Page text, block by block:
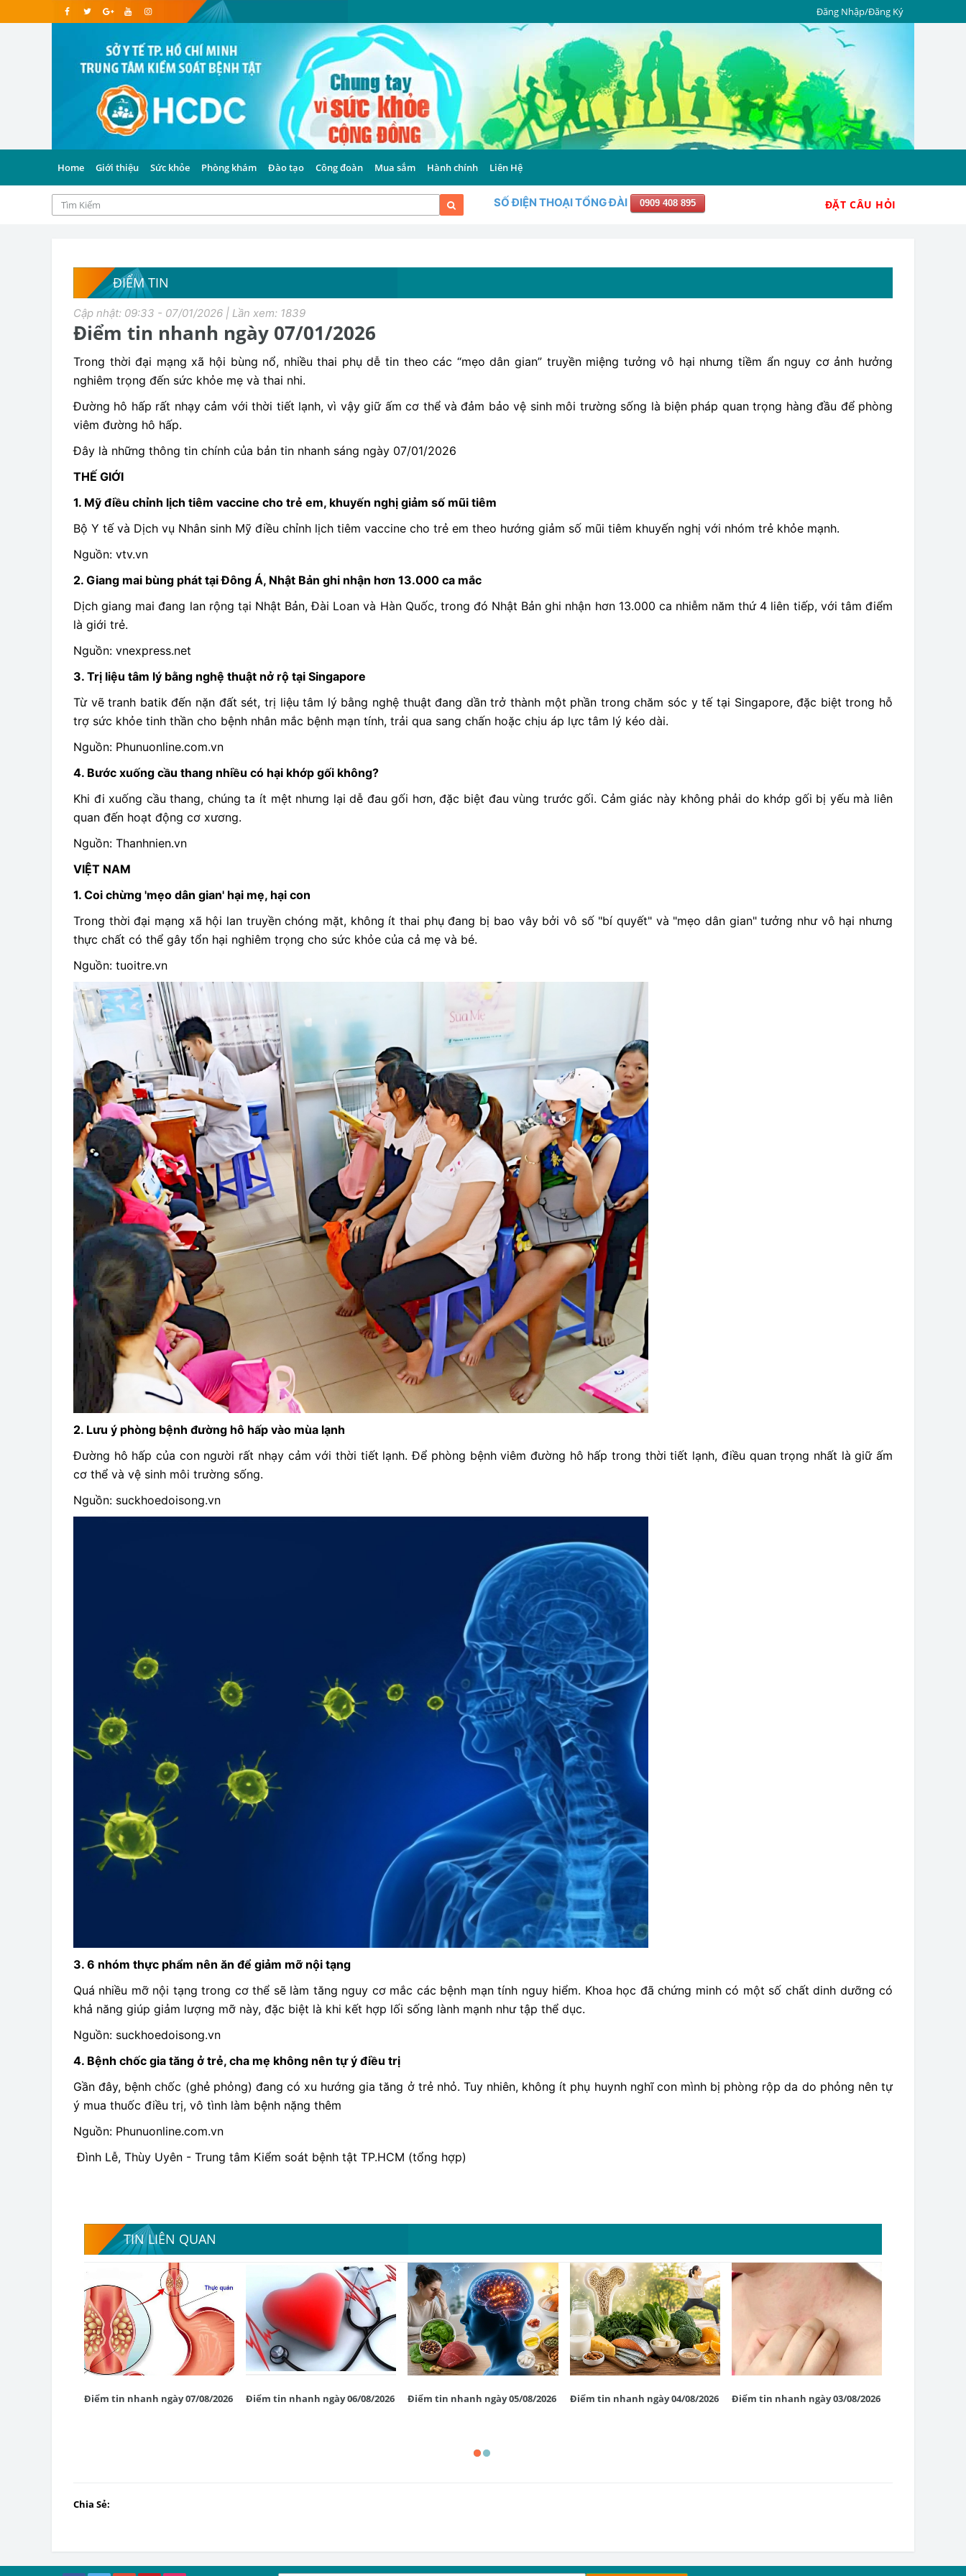
Đăng Nhập/Đăng Ký
Home Giới thiệu Sức khỏe Phòng khám Đào tạo Công đoàn Mua sắm Hành chính Liên Hệ
SỐ ĐIỆN THOẠI TỔNG ĐÀI 0909 408 895 ĐẶT CÂU HỎI
ĐIỂM TIN
Cập nhật: 09:33 - 07/01/2026 | Lần xem: 1839
Điểm tin nhanh ngày 07/01/2026
Trong thời đại mạng xã hội bùng nổ, nhiều thai phụ dễ tin theo các “mẹo dân gian” truyền miệng tưởng vô hại nhưng tiềm ẩn nguy cơ ảnh hưởng
nghiêm trọng đến sức khỏe mẹ và thai nhi.
Đường hô hấp rất nhạy cảm với thời tiết lạnh, vì vậy giữ ấm cơ thể và đảm bảo vệ sinh môi trường sống là biện pháp quan trọng hàng đầu để phòng
viêm đường hô hấp.
Đây là những thông tin chính của bản tin nhanh sáng ngày 07/01/2026
THẾ GIỚI
1. Mỹ điều chỉnh lịch tiêm vaccine cho trẻ em, khuyến nghị giảm số mũi tiêm
Bộ Y tế và Dịch vụ Nhân sinh Mỹ điều chỉnh lịch tiêm vaccine cho trẻ em theo hướng giảm số mũi tiêm khuyến nghị với nhóm trẻ khỏe mạnh.
Nguồn: vtv.vn
2. Giang mai bùng phát tại Đông Á, Nhật Bản ghi nhận hơn 13.000 ca mắc
Dịch giang mai đang lan rộng tại Nhật Bản, Đài Loan và Hàn Quốc, trong đó Nhật Bản ghi nhận hơn 13.000 ca nhiễm năm thứ 4 liên tiếp, với tâm điểm
là giới trẻ.
Nguồn: vnexpress.net
3. Trị liệu tâm lý bằng nghệ thuật nở rộ tại Singapore
Từ vẽ tranh batik đến nặn đất sét, trị liệu tâm lý bằng nghệ thuật đang dần trở thành một phần trong chăm sóc y tế tại Singapore, đặc biệt trong hỗ
trợ sức khỏe tinh thần cho bệnh nhân mắc bệnh mạn tính, trải qua sang chấn hoặc chịu áp lực tâm lý kéo dài.
Nguồn: Phunuonline.com.vn
4. Bước xuống cầu thang nhiều có hại khớp gối không?
Khi đi xuống cầu thang, chúng ta ít mệt nhưng lại dễ đau gối hơn, đặc biệt đau vùng trước gối. Cảm giác này không phải do khớp gối bị yếu mà liên
quan đến hoạt động cơ xương.
Nguồn: Thanhnien.vn
VIỆT NAM
1. Coi chừng 'mẹo dân gian' hại mẹ, hại con
Trong thời đại mạng xã hội lan truyền chóng mặt, không ít thai phụ đang bị bao vây bởi vô số "bí quyết" và "mẹo dân gian" tưởng như vô hại nhưng
thực chất có thể gây tổn hại nghiêm trọng cho sức khỏe của cả mẹ và bé.
Nguồn: tuoitre.vn
2. Lưu ý phòng bệnh đường hô hấp vào mùa lạnh
Đường hô hấp của con người rất nhạy cảm với thời tiết lạnh. Để phòng bệnh viêm đường hô hấp trong thời tiết lạnh, điều quan trọng nhất là giữ ấm
cơ thể và vệ sinh môi trường sống.
Nguồn: suckhoedoisong.vn
3. 6 nhóm thực phẩm nên ăn để giảm mỡ nội tạng
Quá nhiều mỡ nội tạng trong cơ thể sẽ làm tăng nguy cơ mắc các bệnh mạn tính nguy hiểm. Khoa học đã chứng minh có một số chất dinh dưỡng có
khả năng giúp giảm lượng mỡ này, đặc biệt là khi kết hợp lối sống lành mạnh như tập thể dục.
Nguồn: suckhoedoisong.vn
4. Bệnh chốc gia tăng ở trẻ, cha mẹ không nên tự ý điều trị
Gần đây, bệnh chốc (ghẻ phỏng) đang có xu hướng gia tăng ở trẻ nhỏ. Tuy nhiên, không ít phụ huynh nghĩ con mình bị phòng rộp da do phỏng nên tự
ý mua thuốc điều trị, vô tình làm bệnh nặng thêm
Nguồn: Phunuonline.com.vn
Đình Lễ, Thùy Uyên - Trung tâm Kiểm soát bệnh tật TP.HCM (tổng hợp)
TIN LIÊN QUAN
Điểm tin nhanh ngày 07/08/2026 Điểm tin nhanh ngày 06/08/2026 Điểm tin nhanh ngày 05/08/2026 Điểm tin nhanh ngày 04/08/2026 Điểm tin nhanh ngày 03/08/2026
Chia Sẻ: